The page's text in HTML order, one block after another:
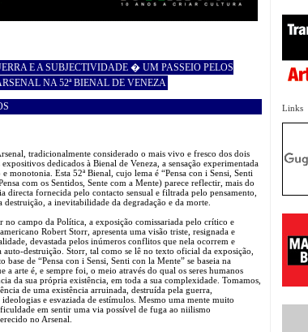
Links
E A SUBJECTIVIDADE � UM PASSEIO PELOS
NA 52ª BIENAL DE VENEZA
tradicionalmente considerado o mais vivo e fresco dos dois
expositivos dedicados à Bienal de Veneza, a sensação experimentada
e monotonia. Esta 52ª Bienal, cujo lema é “Pensa con i Sensi, Senti
com os Sentidos, Sente com a Mente) parece reflectir, mais do
directa fornecida pelo contacto sensual e filtrada pelo pensamento,
destruição, a inevitabilidade da degradação e da morte.
no campo da Política, a exposição comissariada pelo crítico e
Robert Storr, apresenta uma visão triste, resignada e
devastada pelos inúmeros conflitos que nela ocorrem e
auto-destruição. Storr, tal como se lê no texto oficial da exposição,
base de “Pensa con i Sensi, Senti con la Mente” se baseia na
a arte é, e sempre foi, o meio através do qual os seres humanos
da sua própria existência, em toda a sua complexidade. Tomamos,
de uma existência arruinada, destruída pela guerra,
e esvaziada de estímulos. Mesmo uma mente muito
em sentir uma via possível de fuga ao niilismo
no Arsenal.